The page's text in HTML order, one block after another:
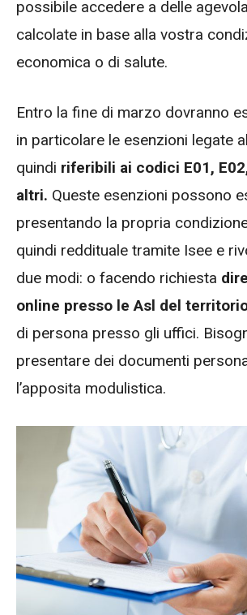
possibile accedere a delle
calcolate in base alla vostra
economica o di salute.
Entro la fine di marzo dovranno
in particolare le esenzioni legate
quindi riferibili ai codici E01,
altri. Queste esenzioni possono
presentando la propria
quindi reddituale tramite Isee e
due modi: o facendo richiesta
online presso le Asl del
di persona presso gli uffici.
presentare dei documenti
l’apposita modulistica.